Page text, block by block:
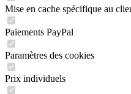
Mise en cache spécifique au
Paiements PayPal
Paramètres des cookies
Prix individuels